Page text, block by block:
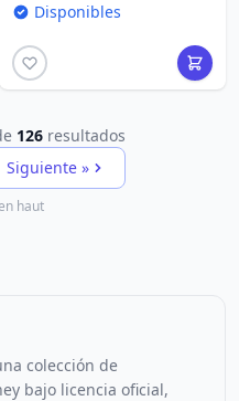
Disponibles
126resultados
Siguiente »
haut
colección de
bajo licencia oficial,